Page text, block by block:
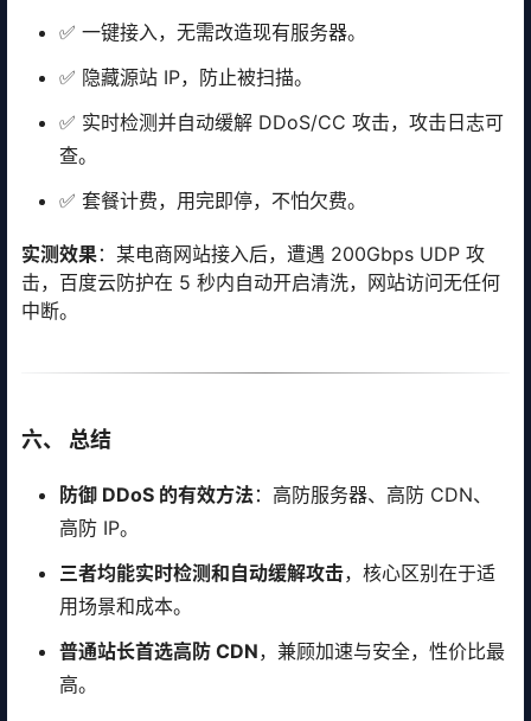
✅ 一键接入，无需改造现有服务器。
✅ 隐藏源站 IP，防止被扫描。
✅ 实时检测并自动缓解 DDoS/CC 攻击，攻击日志可
查。
✅ 套餐计费，用完即停，不怕欠费。
实测效果：某电商网站接入后，遭遇 200Gbps UDP 攻
击，百度云防护在 5 秒内自动开启清洗，网站访问无任何
中断。
六、 总结
防御 DDoS 的有效方法 ：高防服务器、高防 CDN、
高防 IP。
三者均能实时检测和自动缓解攻击，核心区别在于适
用场景和成本。
普通站长首选高防 CDN，兼顾加速与安全，性价比最
高。